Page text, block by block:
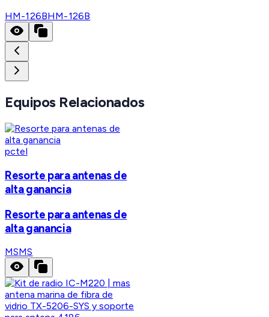
HM-126BHM-126B
Equipos Relacionados
pctel
Resorte para antenas de
alta ganancia
Resorte para antenas de
alta ganancia
MSMS